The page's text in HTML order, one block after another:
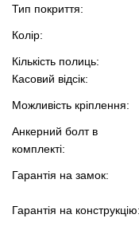
Тип покриття:
Колір:
Кількість полиць:
Касовий відсік:
Можливість кріплення:
Анкерний болт в
комплекті:
Гарантія на замок:
Гарантія на конструкцію: